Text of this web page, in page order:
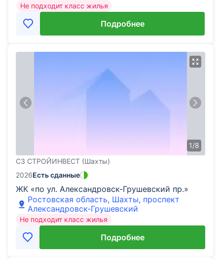
Не подходит класс жилья
Подробнее
1/8
СЗ СТРОЙИНВЕСТ (Шахты)
ЖК «по ул. Александровск-Грушевский пр.»
2026Есть сданные
Ростовская область, Шахты, проспект
Александровск-Грушевский
Не подходит класс жилья
Подробнее